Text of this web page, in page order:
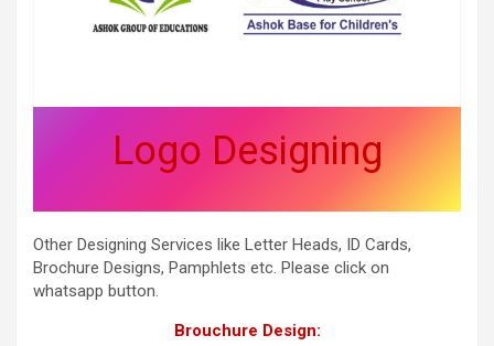
Logo Designing
Other Designing Services like Letter Heads, ID Cards,
Brochure Designs, Pamphlets etc. Please click on
whatsapp button.
Brouchure Design: